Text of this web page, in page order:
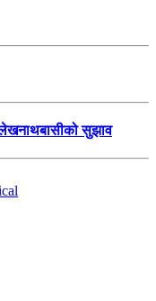
लेखनाथबासीको सुझाव